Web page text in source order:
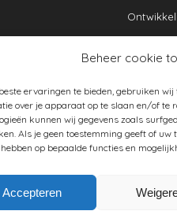
Beheer cookie
ervaringen te bieden, gebruiken wij
over je apparaat op te slaan en/of te
kunnen wij gegevens zoals
Als je geen toestemming geeft of
op bepaalde functies en
Accepteren